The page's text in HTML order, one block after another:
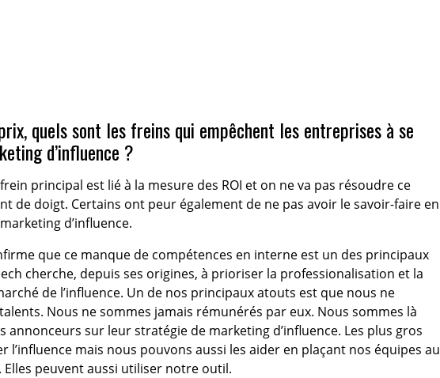
quels sont les freins qui empêchent les entreprises à se
d’influence ?
principal est lié à la mesure des ROI et on ne va pas résoudre ce
de doigt. Certains ont peur également de ne pas avoir le savoir-faire en
d’influence.
que ce manque de compétences en interne est un des principaux
cherche, depuis ses origines, à prioriser la professionalisation et la
de l’influence. Un de nos principaux atouts est que nous ne
Nous ne sommes jamais rémunérés par eux. Nous sommes là
annonceurs sur leur stratégie de marketing d’influence. Les plus gros
l’influence mais nous pouvons aussi les aider en plaçant nos équipes au
Elles peuvent aussi utiliser notre outil.